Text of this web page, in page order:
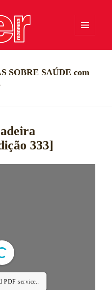
WIDGETS
SOBRE SAÚDE com
333]
PDF service..